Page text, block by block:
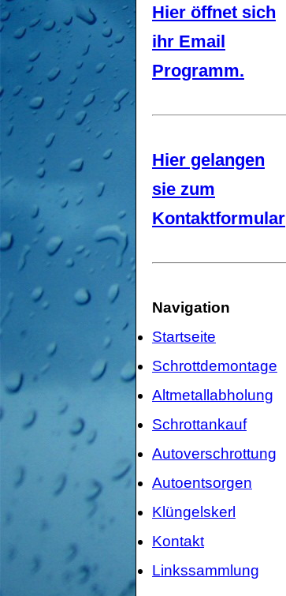
Hier öffnet sich
ihr Email
Programm.
Hier gelangen
sie zum
Kontaktformular
Navigation
Startseite
Schrottdemontage
Altmetallabholung
Schrottankauf
Autoverschrottung
Autoentsorgen
Klüngelskerl
Kontakt
Linkssammlung